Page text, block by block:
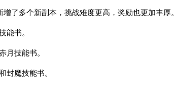
了多个新副本，挑战难度更高，奖励也更加丰厚。
能书。
月技能书。
封魔技能书。